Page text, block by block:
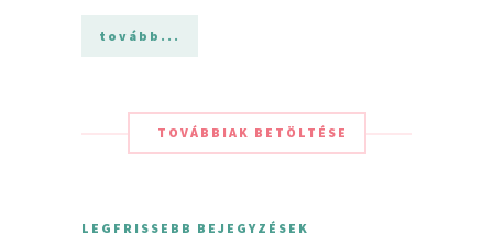
tovább...
TOVÁBBIAK BETÖLTÉSE
LEGFRISSEBB BEJEGYZÉSEK